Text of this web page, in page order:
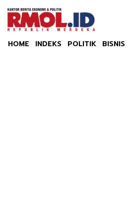
HOME INDEKS POLITIK BISNIS